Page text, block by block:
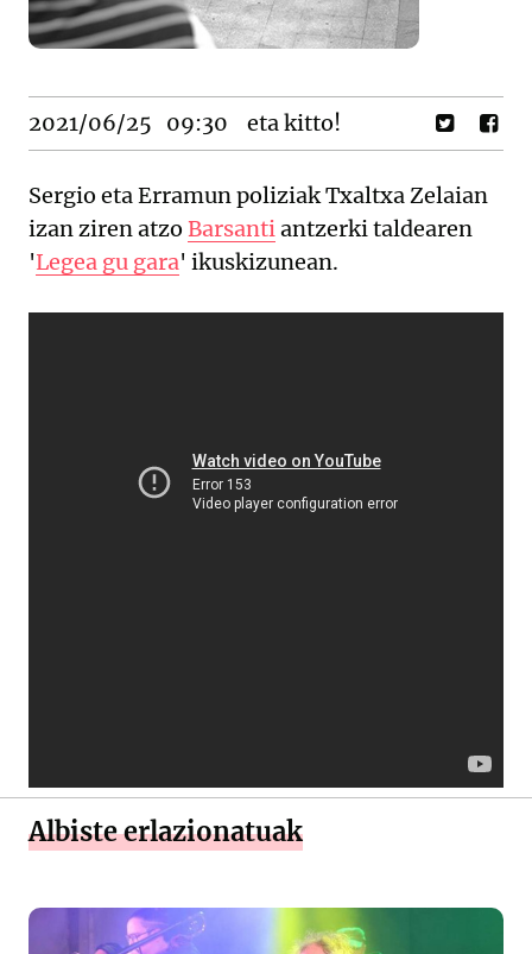
2021/06/25 09:30 eta kitto!
Sergio eta Erramun poliziak Txaltxa Zelaian
izan ziren atzo Barsantiantzerki taldearen
'Legea gu gara' ikuskizunean.
Albiste erlazionatuak